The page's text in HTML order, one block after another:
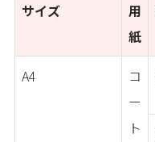
サイズ
用
紙
A4
コ
ー
ト